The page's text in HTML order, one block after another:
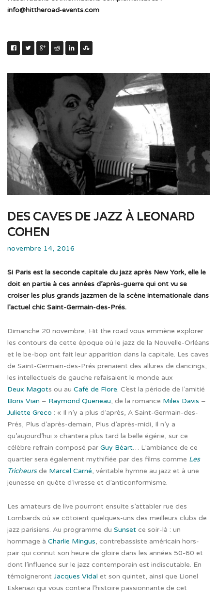
info@hittheroad-events.com
DES CAVES DE JAZZ À LEONARD
COHEN
novembre 14, 2016
Si Paris est la seconde capitale du jazz après New York, elle le
doit en partie à ces années d’après-guerre qui ont vu se
croiser les plus grands jazzmen de la scène internationale dans
l’actuel chic Saint-Germain-des-Prés.
Dimanche 20 novembre, Hit the road vous emmène explorer
les contours de cette époque où le jazz de la Nouvelle-Orléans
et le be-bop ont fait leur apparition dans la capitale. Les caves
de Saint-Germain-des-Prés prenaient des allures de dancings,
les intellectuels de gauche refaisaient le monde aux
Deux Magots ou au Café de Flore. C’est la période de l’amitié
Boris Vian – Raymond Queneau, de la romance Miles Davis –
Juliette Greco : « Il n’y a plus d’après, A Saint-Germain-des-
Prés, Plus d’après-demain, Plus d’après-midi, Il n’y a
qu’aujourd’hui » chantera plus tard la belle égérie, sur ce
célèbre refrain composé par Guy Béart… L’ambiance de ce
quartier sera également mythifiée par des films comme Les
Tricheursde Marcel Carné, véritable hymne au jazz et à une
jeunesse en quête d’ivresse et d’anticonformisme.
Les amateurs de live pourront ensuite s’attabler rue des
Lombards où se côtoient quelques-uns des meilleurs clubs de
jazz parisiens. Au programme du Sunset ce soir-là : un
hommage à Charlie Mingus, contrebassiste américain hors-
pair qui connut son heure de gloire dans les années 50-60 et
dont l’influence sur le jazz contemporain est indiscutable. En
témoigneront Jacques Vidal et son quintet, ainsi que Lionel
Eskenazi qui vous contera l’histoire passionnante de cet